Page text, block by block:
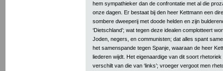
hem sympathieker dan de confrontatie met al die
onze dagen. Er bestaat bij den heer Kettmann een
sombere dweeperij met doode helden en zijn
‘Dietschland’; wat tegen deze idealen complotteert
Joden, negers, en communisten; dat alles spant
het samenspande tegen Spanje, waaraan de heer
liederen wijdt. Het eigenaardige van dit soort
verschilt van die van ‘links’; vroeger vergoot men